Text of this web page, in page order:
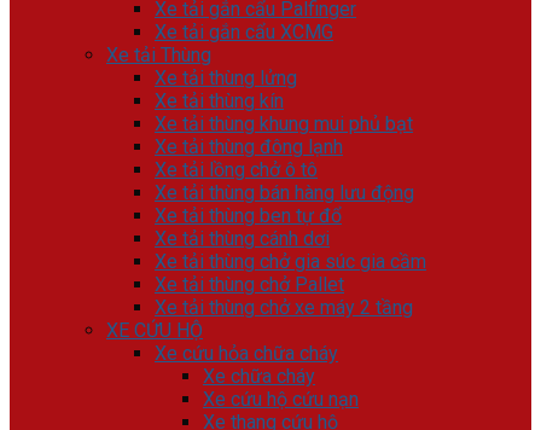
Xe tải gắn cẩu Palfinger
Xe tải gắn cẩu XCMG
Xe tải Thùng
Xe tải thùng lửng
Xe tải thùng kín
Xe tải thùng khung mui phủ bạt
Xe tải thùng đông lạnh
Xe tải lồng chở ô tô
Xe tải thùng bán hàng lưu động
Xe tải thùng ben tự đổ
Xe tải thùng cánh dơi
Xe tải thùng chở gia súc gia cầm
Xe tải thùng chở Pallet
Xe tải thùng chở xe máy 2 tầng
XE CỨU HỘ
Xe cứu hỏa chữa cháy
Xe chữa cháy
Xe cứu hộ cứu nạn
Xe thang cứu hộ